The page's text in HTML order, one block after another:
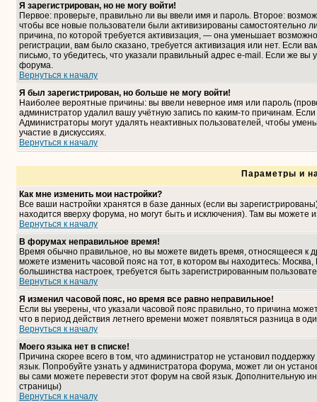
Я зарегистрирован, но не могу войти!
Первое: проверьте, правильно ли вы ввели имя и пароль. Второе:
чтобы все новые пользователи были активизированы самостоятельно
причина, по которой требуется активизация, — она уменьшает
регистрации, вам было сказано, требуется активизация или нет. Если
письмо, то убедитесь, что указали правильный адрес e-mail. Если же
форума.
Вернуться к началу
Я был зарегистрирован, но больше не могу войти!
Наиболее вероятные причины: вы ввели неверное имя или пароль
администратор удалил вашу учётную запись по каким-то причинам.
Администраторы могут удалять неактивных пользователей, чтобы
участие в дискуссиях.
Вернуться к началу
Параметры и
Как мне изменить мои настройки?
Все ваши настройки хранятся в базе данных (если вы
находится вверху форума, но могут быть и исключения). Там вы можете
Вернуться к началу
В форумах неправильное время!
Время обычно правильное, но вы можете видеть время, относящееся к
можете изменить часовой пояс на тот, в котором вы находитесь:
большинства настроек, требуется быть зарегистрированным
Вернуться к началу
Я изменил часовой пояс, но время все равно неправильное!
Если вы уверены, что указали часовой пояс правильно, то причина
что в период действия летнего времени может появляться разница в
Вернуться к началу
Моего языка нет в списке!
Причина скорее всего в том, что администратор не установил
язык. Попробуйте узнать у администратора форума, может ли он
вы сами можете перевести этот форум на свой язык. Дополнительную
страницы)
Вернуться к началу